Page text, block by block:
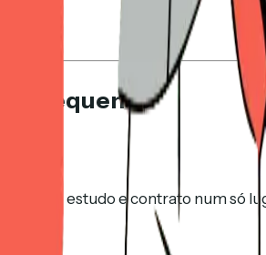
pequenas
de estudo e contrato num só